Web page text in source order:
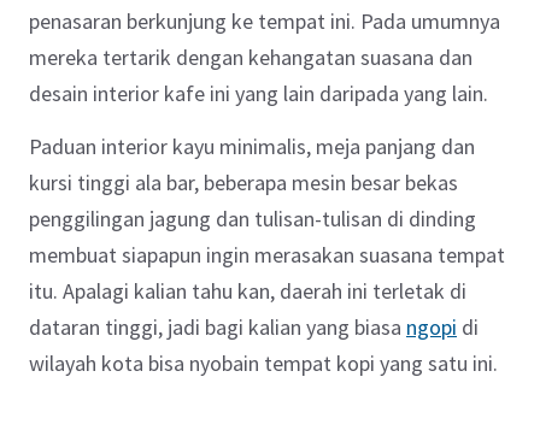
penasaran berkunjung ke tempat ini. Pada umumnya
mereka tertarik dengan kehangatan suasana dan
desain interior kafe ini yang lain daripada yang lain.
Paduan interior kayu minimalis, meja panjang dan
kursi tinggi ala bar, beberapa mesin besar bekas
penggilingan jagung dan tulisan-tulisan di dinding
membuat siapapun ingin merasakan suasana tempat
itu. Apalagi kalian tahu kan, daerah ini terletak di
dataran tinggi, jadi bagi kalian yang biasa ngopi di
wilayah kota bisa nyobain tempat kopi yang satu ini.